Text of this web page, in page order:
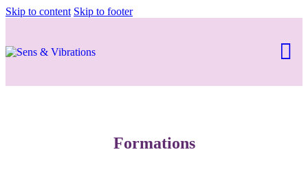
Skip to content Skip to footer
Formations